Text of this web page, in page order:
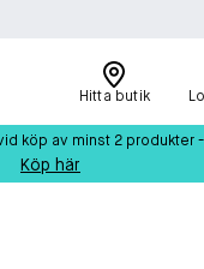
Hitta butik
köp av minst 2 produkter
Köp här